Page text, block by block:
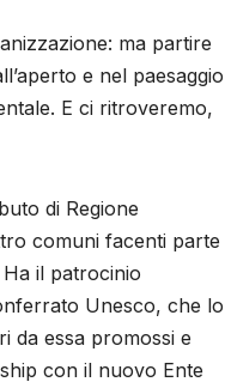
ma partire
e nel paesaggio
E ci ritroveremo,
di Regione
comuni facenti parte
Ha il patrocinio
Unesco, che lo
da essa promossi e
con il nuovo Ente